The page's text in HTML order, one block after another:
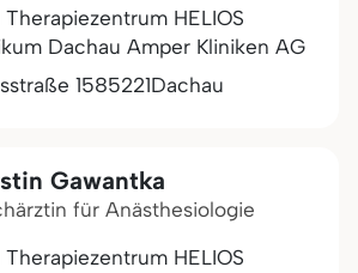
HELIOS
Dachau Amper Kliniken AG
1585221Dachau
Gawantka
für Anästhesiologie
HELIOS